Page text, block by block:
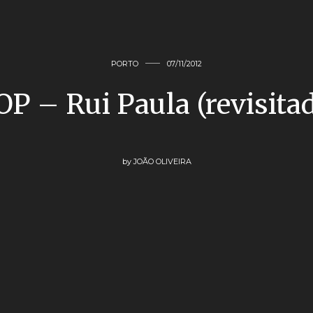
PORTO 07/11/2012
– Rui Paula
by JOÃO OLIVEIRA